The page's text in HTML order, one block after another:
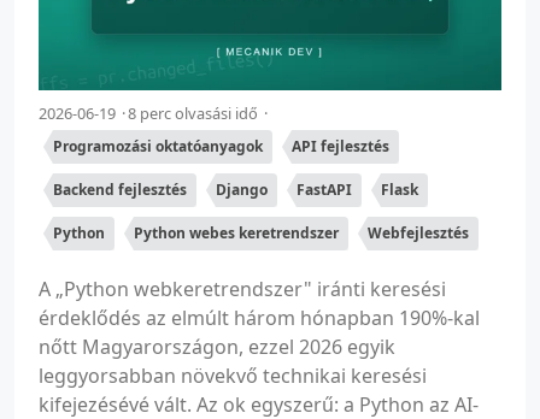
2026-06-19 8 perc olvasási idő
Programozási oktatóanyagok API fejlesztés
Backend fejlesztés Django FastAPI Flask
Python Python webes keretrendszer Webfejlesztés
A „Python webkeretrendszer" iránti keresési
érdeklődés az elmúlt három hónapban 190%-kal
nőtt Magyarországon, ezzel 2026 egyik
leggyorsabban növekvő technikai keresési
kifejezésévé vált. Az ok egyszerű: a Python az AI-